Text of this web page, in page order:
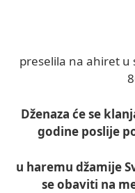
preselila na ahiret u
Dženaza će se
godine poslije
u haremu džamije
se obaviti na